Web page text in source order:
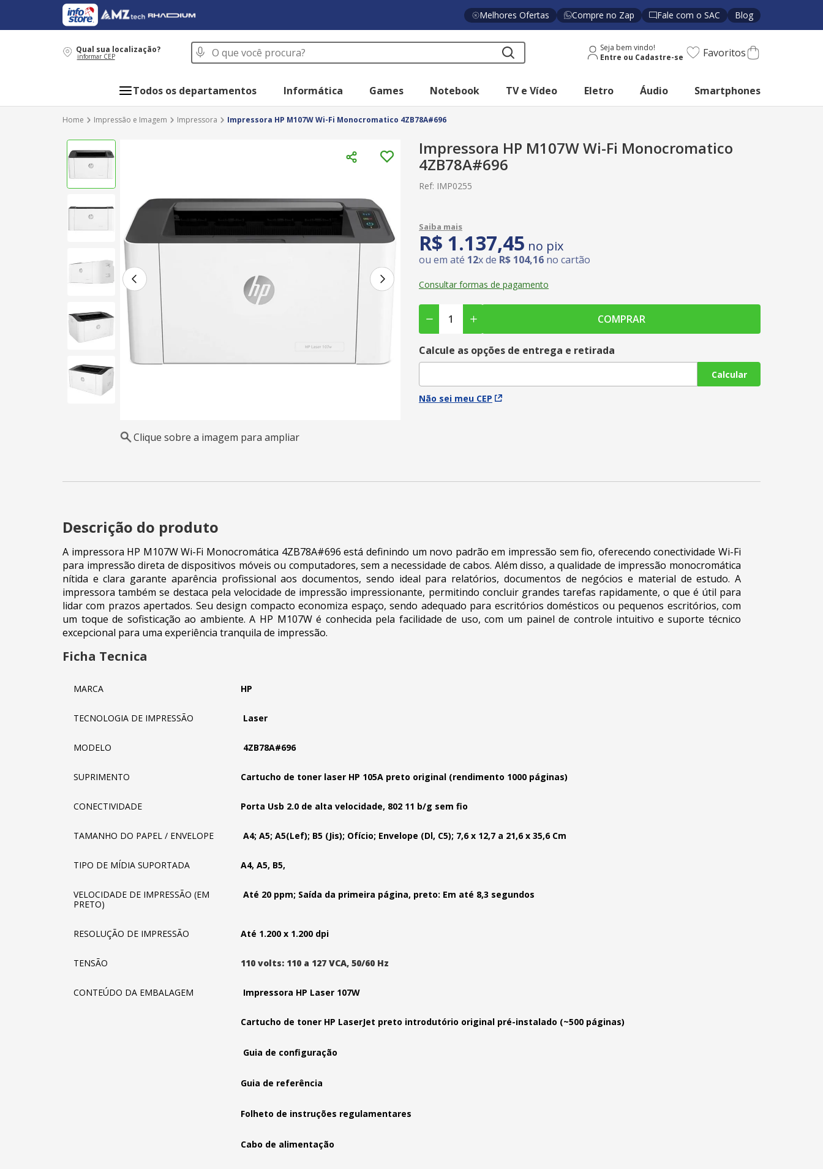
Melhores Ofertas Compre no Zap Fale com o SAC Blog
Qual sua localização?
informar CEP
O que você procura? Seja bem vindo! Favoritos
Todos os departamentos Informática Games Notebook TV e Vídeo Eletro Áudio Smartphones
Impressão e Imagem Impressora Impressora HP M107W Wi-Fi Monocromatico 4ZB78A#696
Clique sobre a imagem para ampliar
Impressora HP M107W Wi-Fi Monocromatico
4ZB78A#696
Ref: IMP0255
R$ 1.137,45 no pix
ou em até 12x de R$ 104,16 no cartão
Consultar formas de pagamento
COMPRAR
Calcule as opções de entrega e retirada
Calcular
Não sei meu CEP
Descrição do produto
A impressora HP M107W Wi-Fi Monocromática 4ZB78A#696 está definindo um novo padrão em impressão sem fio, oferecendo conectividade Wi-Fi
para impressão direta de dispositivos móveis ou computadores, sem a necessidade de cabos. Além disso, a qualidade de impressão monocromática
nítida e clara garante aparência profissional aos documentos, sendo ideal para relatórios, documentos de negócios e material de estudo. A
impressora também se destaca pela velocidade de impressão impressionante, permitindo concluir grandes tarefas rapidamente, o que é útil para
lidar com prazos apertados. Seu design compacto economiza espaço, sendo adequado para escritórios domésticos ou pequenos escritórios, com
um toque de sofisticação ao ambiente. A HP M107W é conhecida pela facilidade de uso, com um painel de controle intuitivo e suporte técnico
excepcional para uma experiência tranquila de impressão.
Ficha Tecnica
MARCA HP
TECNOLOGIA DE IMPRESSÃO Laser
MODELO 4ZB78A#696
SUPRIMENTO Cartucho de toner laser HP 105A preto original (rendimento 1000 páginas)
CONECTIVIDADE Porta Usb 2.0 de alta velocidade, 802 11 b/g sem fio
TAMANHO DO PAPEL / ENVELOPE A4; A5; A5(Lef); B5 (Jis); Ofício; Envelope (Dl, C5); 7,6 x 12,7 a 21,6 x 35,6 Cm
TIPO DE MÍDIA SUPORTADA A4, A5, B5,
VELOCIDADE DE IMPRESSÃO (EM
PRETO)
Até 20 ppm; Saída da primeira página, preto: Em até 8,3 segundos
RESOLUÇÃO DE IMPRESSÃO Até 1.200 x 1.200 dpi
TENSÃO 110 volts: 110 a 127 VCA, 50/60 Hz
CONTEÚDO DA EMBALAGEM Impressora HP Laser 107W
Cartucho de toner HP LaserJet preto introdutório original pré-instalado (~500 páginas)
Guia de configuração
Guia de referência
Folheto de instruções regulamentares
Cabo de alimentação